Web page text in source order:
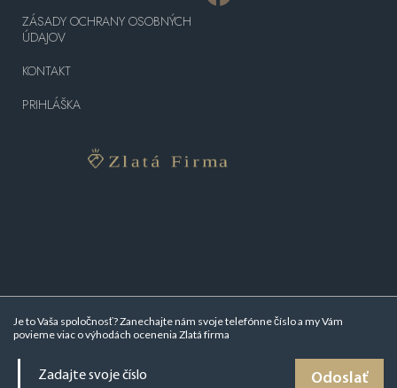
Je to Vaša spoločnosť? Zanechajte nám svoje telefónne číslo a my Vám
povieme viac ovýhodách ocenenia Zlatá firma
Odoslať
ZÁSADY OCHRANY OSOBNÝCH
ÚDAJOV
KONTAKT
PRIHLÁŠKA